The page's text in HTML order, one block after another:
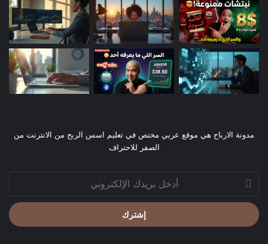
مدونة الارباح هي موقع عربي مختص في تعليم اسس الربح من الانترنت من
الصفر للاحتراف
بريدك
الإلكتروني